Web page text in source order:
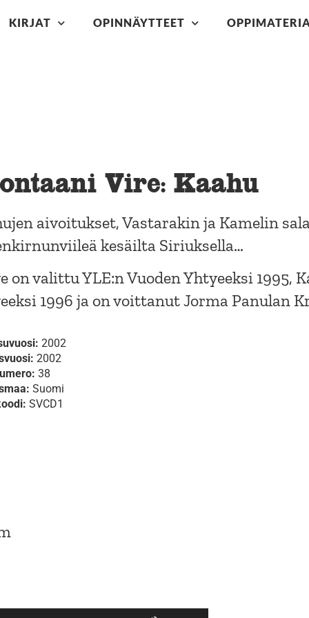
KIRJAT OPINNÄYTTEET
Vire: Kaahu
aivoitukset, Vastarakin ja Kamelin
kesäilta Siriuksella…
on valittu YLE:n Vuoden Yhtyeeksi 1995,
1996 ja on voittanut Jorma Panulan
2002
2002
38
Suomi
SVCD1